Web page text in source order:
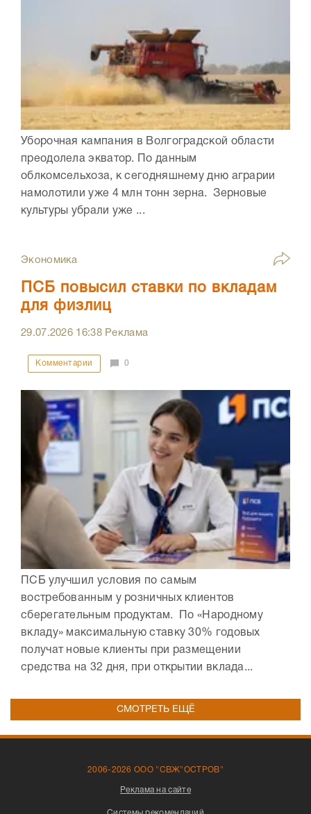
Уборочная кампания в Волгоградской области
преодолела экватор. По данным
облкомсельхоза, к сегодняшнему дню аграрии
намолотили уже 4 млн тонн зерна. Зерновые
культуры убрали уже ...
Экономика
ПСБ повысил ставки по вкладам
для физлиц
29.07.2026 16:38Реклама
Комментарии 0
ПСБ улучшил условия по самым
востребованным у розничных клиентов
сберегательным продуктам. По «Народному
вкладу» максимальную ставку 30% годовых
получат новые клиенты при размещении
средства на 32 дня, при открытии вклада...
СМОТРЕТЬ ЕЩЁ
2006-2026 ООО "СВЖ"ОСТРОВ"
Реклама на сайте